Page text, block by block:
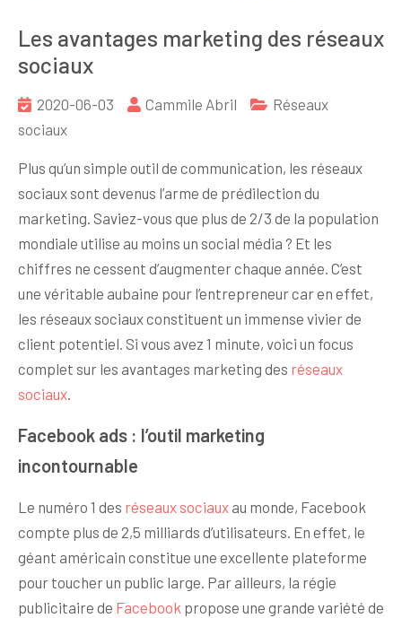
Les avantages marketing des réseaux
sociaux
2020-06-03 Cammile Abril
Réseaux
sociaux
Plus qu’un simple outil de communication, les réseaux
sociaux sont devenus l’arme de prédilection du
marketing. Saviez-vous que plus de 2/3 de la population
mondiale utilise au moins un social média ? Et les
chiffres ne cessent d’augmenter chaque année. C’est
une véritable aubaine pour l’entrepreneur car en effet,
les réseaux sociaux constituent un immense vivier de
client potentiel. Si vous avez 1 minute, voici un focus
complet sur les avantages marketing des réseaux
sociaux.
Facebook ads : l’outil marketing
incontournable
Le numéro 1 des réseaux sociaux au monde, Facebook
compte plus de 2,5 milliards d’utilisateurs. En effet, le
géant américain constitue une excellente plateforme
pour toucher un public large. Par ailleurs, la régie
publicitaire de Facebook propose une grande variété de